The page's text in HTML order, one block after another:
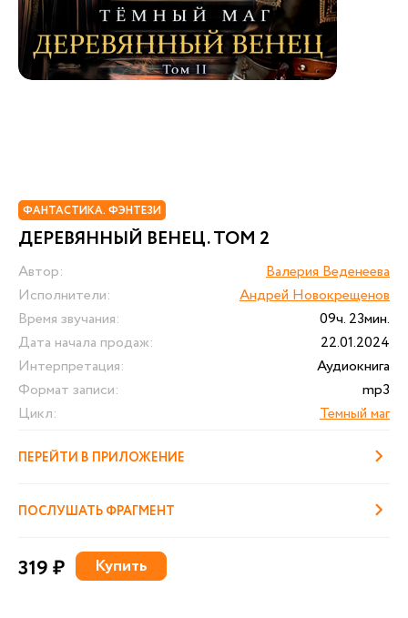
ФАНТАСТИКА. ФЭНТЕЗИ
ДЕРЕВЯННЫЙ ВЕНЕЦ. ТОМ 2
Автор:
Валерия Веденеева
Исполнители:
Андрей Новокрещенов
Время звучания:
09ч. 23мин.
Дата начала продаж:
22.01.2024
Интерпретация:
Аудиокнига
Формат записи:
mp3
Цикл:
Темный маг
ПЕРЕЙТИ В ПРИЛОЖЕНИЕ
ПОСЛУШАТЬ ФРАГМЕНТ
319 ₽ Купить